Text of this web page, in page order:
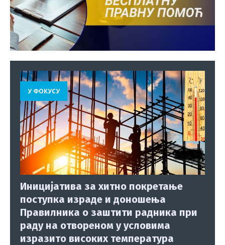
У ФОКУСУ
Иницијатива за хитно покретање
поступка израде и доношења
Правилника о заштити радника при
раду на отвореном у условима
изразито високих температура